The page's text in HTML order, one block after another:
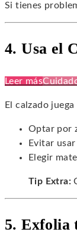
Si tienes
4. Usa el
Leer más
El calzado
Optar por
Evitar
Elegir
Tip Extra:
5. Exfolia